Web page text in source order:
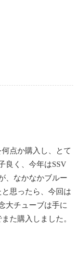
点か購入し、とて
良く、今年はSSV
、なかなかブルー
思ったら、今回は
大チューブは手に
た購入しました。